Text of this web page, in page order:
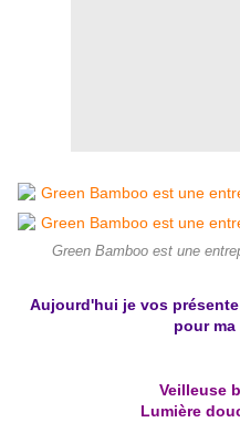
Green Bamboo est une
Aujourd'hui je vos
pour ma
Veilleuse
Lumière